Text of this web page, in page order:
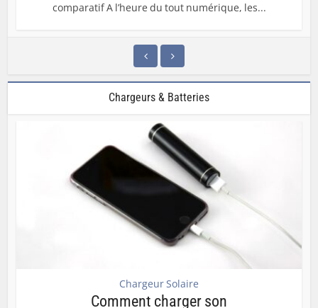
comparatif A l’heure du tout numérique, les...
Chargeurs & Batteries
Chargeur Solaire
Comment charger son